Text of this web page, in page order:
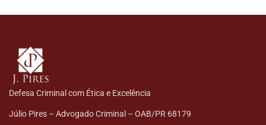
Defesa Criminal com Ética e Excelência
Júlio Pires – Advogado Criminal – OAB/PR 68179